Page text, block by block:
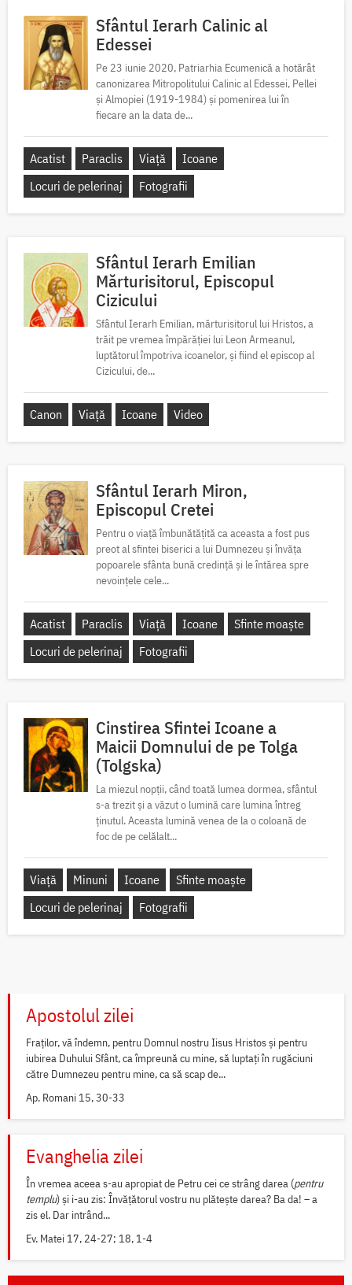
Sfântul Ierarh Calinic al
Edessei
Pe 23 iunie 2020, Patriarhia Ecumenică a hotărât
canonizarea Mitropolitului Calinic al Edessei, Pellei
și Almopiei (1919-1984) și pomenirea lui în
fiecare an la data de...
Acatist Paraclis Viață
Icoane
Locuri de pelerinaj
Fotografii
Sfântul Ierarh Emilian
Mărturisitorul, Episcopul
Cizicului
Sfântul Ierarh Emilian, mărturisitorul lui Hristos, a
trăit pe vremea împărăției lui Leon Armeanul,
luptătorul împotriva icoanelor, și fiind el episcop al
Cizicului, de...
Canon Viață Icoane Video
Sfântul Ierarh Miron,
Episcopul Cretei
Pentru o viață îmbunătățită ca aceasta a fost pus
preot al sfintei biserici a lui Dumnezeu și învăța
popoarele sfânta bună credință și le întărea spre
nevoințele cele...
Acatist Paraclis Viață Icoane
Sfinte moaște
Locuri de pelerinaj
Fotografii
Cinstirea Sfintei Icoane a
Maicii Domnului de pe Tolga
(Tolgska)
La miezul nopții, când toată lumea dormea, sfântul
s-a trezit și a văzut o lumină care lumina întreg
ținutul. Aceasta lumină venea de la o coloană de
foc de pe celălalt...
Viață Minuni Icoane
Sfinte moaște
Locuri de pelerinaj
Fotografii
Apostolul zilei
Fraților, vă îndemn, pentru Domnul nostru Iisus Hristos și pentru
iubirea Duhului Sfânt, ca împreună cu mine, să luptați în rugăciuni
către Dumnezeu pentru mine, ca să scap de...
Ap. Romani 15, 30-33
Evanghelia zilei
În vremea aceea s-au apropiat de Petru cei ce strâng darea (pentru
templu) și i-au zis: Învățătorul vostru nu plătește darea? Ba da! – a
zis el. Dar intrând...
Ev. Matei 17, 24-27; 18, 1-4